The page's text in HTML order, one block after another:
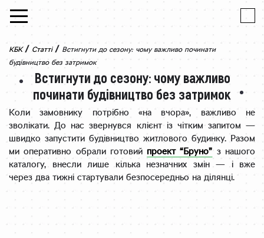
Skip to content
КБК / Статті / Встигнути до сезону: чому важливо починати
будівництво без затримок
Встигнути до сезону: чому важливо
починати будівництво без затримок
Коли замовнику потрібно «на вчора», важливо не
зволікати. До нас звернувся клієнт із чітким запитом —
швидко запустити будівництво житлового будинку. Разом
ми оперативно обрали готовийпроект “Бруно” з нашого
каталогу, внесли лише кілька незначних змін — і вже
через два тижні стартували безпосередньо на ділянці.